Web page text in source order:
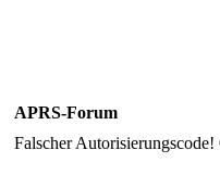
APRS-Forum
Falscher